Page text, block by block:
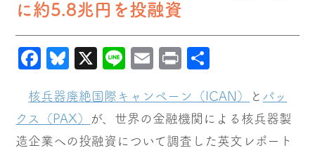
に約5.8兆円を投融資
Facebook
Bluesky
X LineEmailPrint
核兵器廃絶国際キャンペーン（ICAN） と パッ
クス（PAX）
が、世界の金融機関による核兵器製
造企業への投融資について調査した英文レポート